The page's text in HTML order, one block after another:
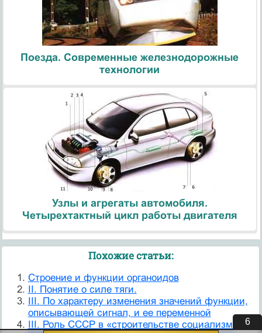
Поезда. Современные железнодорожные
технологии
Узлы и агрегаты автомобиля.
Четырехтактный цикл работы двигателя
Похожие статьи:
Cтроение и функции органоидов
II. Понятие о силе тяги.
III. По характеру изменения значений функции,
описывающей сигнал, и ее переменной
III. Роль СССР в «строительстве социализма» в
5